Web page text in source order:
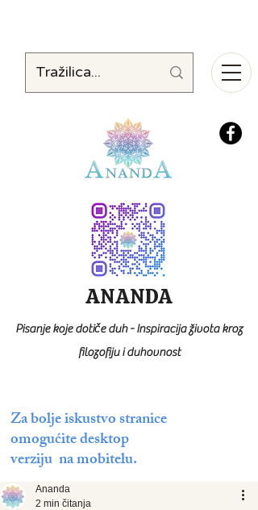
Za bolje iskustvo stranice
omogućite desktop
verziju na mobitelu.
ANANDA
Pisanje koje dotiče duh - Inspiracija života kroz
filozofiju i duhovnost
Ananda
2 min čitanja